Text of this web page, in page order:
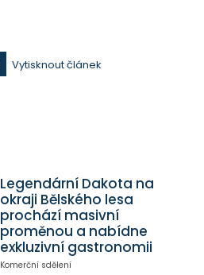
Vytisknout článek
Legendární Dakota na
okraji Bělského lesa
prochází masivní
proměnou a nabídne
exkluzivní gastronomii
Komerční sdělení